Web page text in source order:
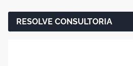
RESOLVE CONSULTORIA